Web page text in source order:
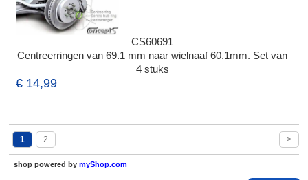
CS60691
Centreerringen van 69.1 mm naar wielnaaf 60.1mm. Set van
4 stuks
€ 14,99
1 2 >
shop powered by myShop.com